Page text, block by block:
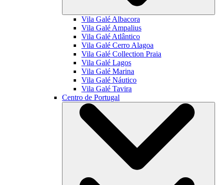
Vila Galé Albacora
Vila Galé Ampalius
Vila Galé Atlântico
Vila Galé Cerro Alagoa
Vila Galé Collection Praia
Vila Galé Lagos
Vila Galé Marina
Vila Galé Náutico
Vila Galé Tavira
Centro de Portugal